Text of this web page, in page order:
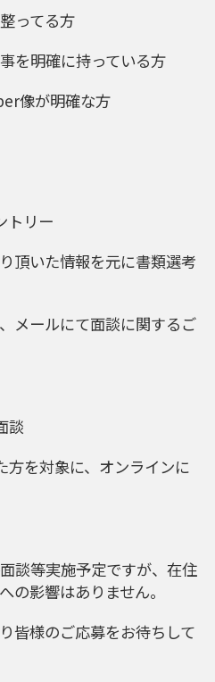
ってる方
を明確に持っている方
像が明確な方
トリー
頂いた情報を元に書類選考
メールにて面談に関するご
談
を対象に、オンラインに
等実施予定ですが、在住
の影響はありません。
皆様のご応募をお待ちして